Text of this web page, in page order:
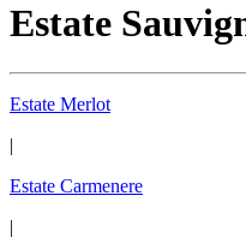
Estate
Estate Merlot
|
Estate Carmenere
|